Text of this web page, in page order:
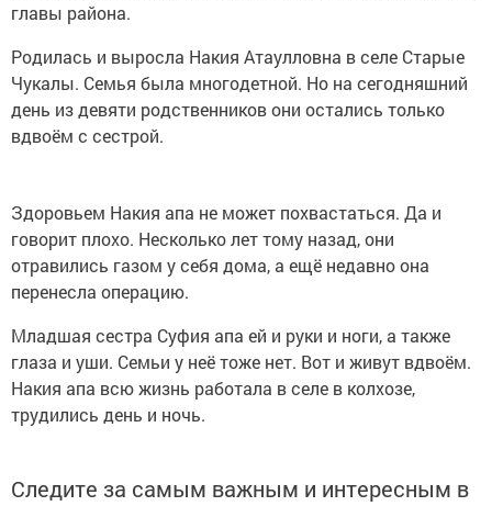
главы района.
Родилась и выросла Накия Атаулловна в селе Старые
Чукалы. Семья была многодетной. Но на сегодняшний
день из девяти родственников они остались только
вдвоём с сестрой.
Здоровьем Накия апа не может похвастаться. Да и
говорит плохо. Несколько лет тому назад, они
отравились газом у себя дома, а ещё недавно она
перенесла операцию.
Младшая сестра Суфия апа ей и руки и ноги, а также
глаза и уши. Семьи у неё тоже нет. Вот и живут вдвоём.
Накия апа всю жизнь работала в селе в колхозе,
трудились день и ночь.
Следите за самым важным и интересным в